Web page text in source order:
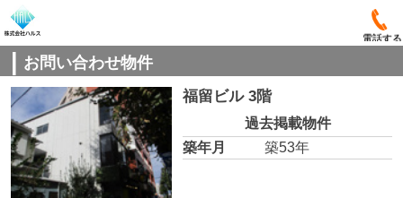
電話する
お問い合わせ物件
福留ビル 3階
過去掲載物件
築年月
築53年